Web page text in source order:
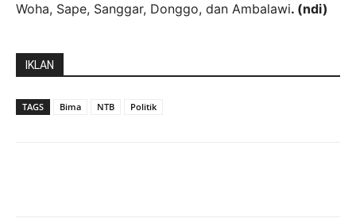
Woha, Sape, Sanggar, Donggo, dan Ambalawi. (ndi)
IKLAN
TAGS Bima NTB Politik